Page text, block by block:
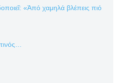
«Ἀπό χαμηλά βλέπεις πιό